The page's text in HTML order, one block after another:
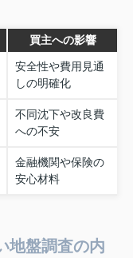
買主への影響
安全性や費用見通
しの明確化
不同沈下や改良費
への不安
金融機関や保険の
安心材料
地盤調査の内